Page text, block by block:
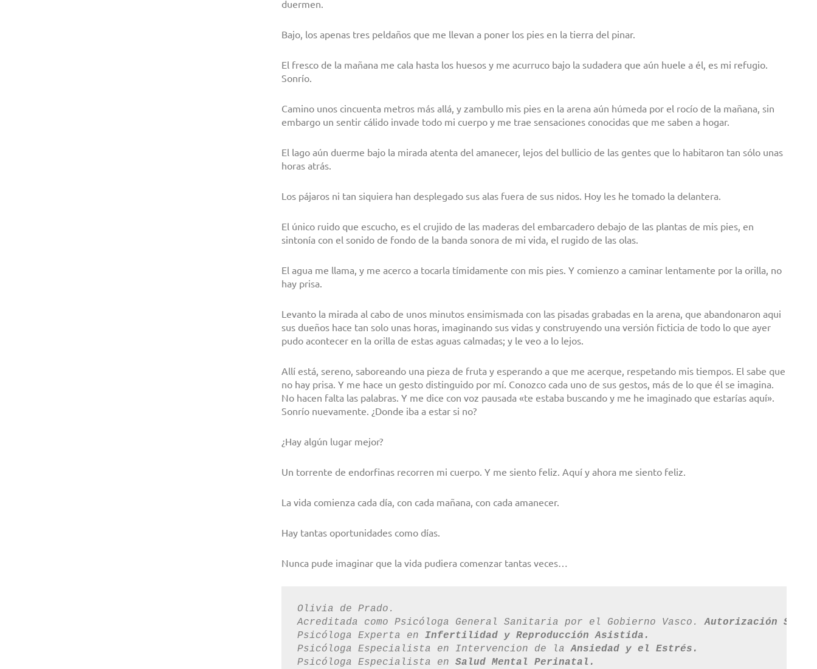
duermen.
Bajo, los apenas tres peldaños que me llevan a poner los pies en la tierra del pinar.
El fresco de la mañana me cala hasta los huesos y me acurruco bajo la sudadera que aún huele a él, es mi refugio.
Sonrío.
Camino unos cincuenta metros más allá, y zambullo mis pies en la arena aún húmeda por el rocío de la mañana, sin
embargo un sentir cálido invade todo mi cuerpo y me trae sensaciones conocidas que me saben a hogar.
El lago aún duerme bajo la mirada atenta del amanecer, lejos del bullicio de las gentes que lo habitaron tan sólo unas
horas atrás.
Los pájaros ni tan siquiera han desplegado sus alas fuera de sus nidos. Hoy les he tomado la delantera.
El único ruido que escucho, es el crujido de las maderas del embarcadero debajo de las plantas de mis pies, en
sintonía con el sonido de fondo de la banda sonora de mi vida, el rugido de las olas.
El agua me llama, y me acerco a tocarla tímidamente con mis pies. Y comienzo a caminar lentamente por la orilla, no
hay prisa.
Levanto la mirada al cabo de unos minutos ensimismada con las pisadas grabadas en la arena, que abandonaron aqui
sus dueños hace tan solo unas horas, imaginando sus vidas y construyendo una versión ficticia de todo lo que ayer
pudo acontecer en la orilla de estas aguas calmadas; y le veo a lo lejos.
Allí está, sereno, saboreando una pieza de fruta y esperando a que me acerque, respetando mis tiempos. El sabe que
no hay prisa. Y me hace un gesto distinguido por mí. Conozco cada uno de sus gestos, más de lo que él se imagina.
No hacen falta las palabras. Y me dice con voz pausada «te estaba buscando y me he imaginado que estarías aquí».
Sonrío nuevamente. ¿Donde iba a estar si no?
¿Hay algún lugar mejor?
Un torrente de endorfinas recorren mi cuerpo. Y me siento feliz. Aquí y ahora me siento feliz.
La vida comienza cada día, con cada mañana, con cada amanecer.
Hay tantas oportunidades como días.
Nunca pude imaginar que la vida pudiera comenzar tantas veces…
Olivia de Prado.
Acreditada como Psicóloga General Sanitaria por el Gobierno Vasco. Autorización
Psicóloga Experta en Infertilidad y Reproducción Asistida.
Psicóloga Especialista en Intervencion de la Ansiedad y el Estrés.
Psicóloga Especialista en Salud Mental Perinatal.